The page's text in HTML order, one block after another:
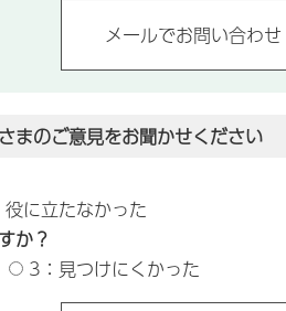
まのご意見をお聞かせください
に立たなかった
か？
3：見つけにくかった